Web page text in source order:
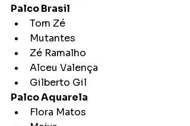
Palco Brasil
Tom Zé
Mutantes
Zé Ramalho
Alceu Valença
Gilberto Gil
Palco Aquarela
Flora Matos